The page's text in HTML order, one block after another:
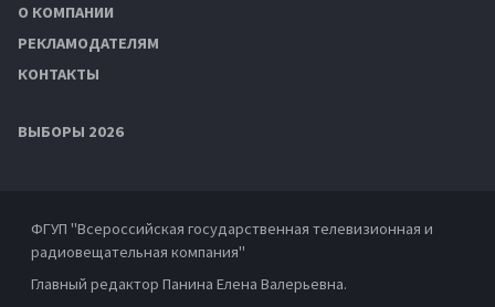
О КОМПАНИИ
РЕКЛАМОДАТЕЛЯМ
КОНТАКТЫ
ВЫБОРЫ 2026
ФГУП "Всероссийская государственная телевизионная и
радиовещательная компания"
Главный редактор Панина Елена Валерьевна.